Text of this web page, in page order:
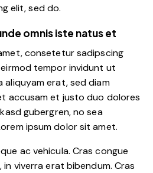
elit, sed do.
omnis iste natus et
consetetur sadipscing
tempor invidunt ut
aliquyam erat, sed diam
accusam et justo duo dolores
gubergren, no sea
ipsum dolor sit amet.
ac vehicula. Cras congue
viverra erat bibendum. Cras